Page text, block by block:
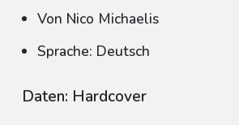
Von Nico Michaelis
Sprache: Deutsch
Daten: Hardcover